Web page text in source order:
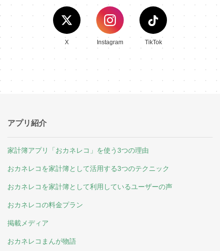
X Instagram TikTok
アプリ紹介
家計簿アプリ「おカネレコ」を使う3つの理由
おカネレコを家計簿として活用する3つのテクニック
おカネレコを家計簿として利用しているユーザーの声
おカネレコの料金プラン
掲載メディア
おカネレコまんが物語